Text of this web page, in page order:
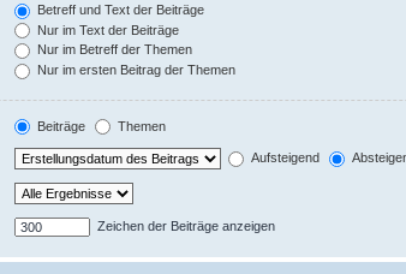
Betreff und Text der Beiträge
Nur im Text der Beiträge
Nur im Betreff der Themen
Nur im ersten Beitrag der Themen
Beiträge Themen
Aufsteigend
Zeichen der Beiträge anzeigen